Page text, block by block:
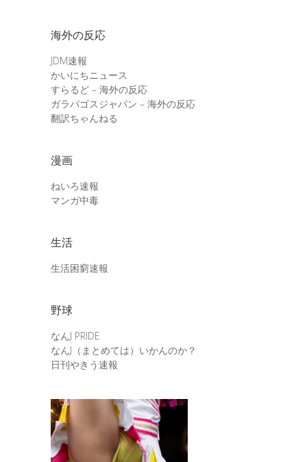
海外の反応
JDM速報
かいにちニュース
すらるど – 海外の反応
ガラパゴスジャパン – 海外の反応
翻訳ちゃんねる
漫画
ねいろ速報
マンガ中毒
生活
生活困窮速報
野球
なんJ PRIDE
なんJ（まとめては）いかんのか？
日刊やきう速報